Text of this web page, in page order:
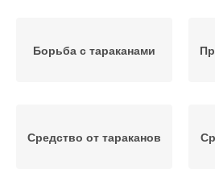
Борьба с тараканами
Средство от тараканов